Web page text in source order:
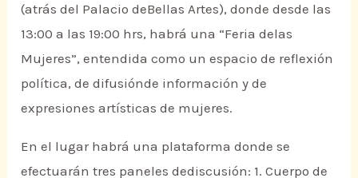
(atrás del Palacio deBellas Artes), donde desde las
13:00 a las 19:00 hrs, habrá una “Feria delas
Mujeres”, entendida como un espacio de reflexión
política, de difusiónde información y de
expresiones artísticas de mujeres.
En el lugar habrá una plataforma donde se
efectuarán tres paneles dediscusión: 1. Cuerpo de